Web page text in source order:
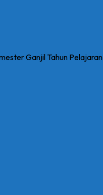
Ganjil Tahun